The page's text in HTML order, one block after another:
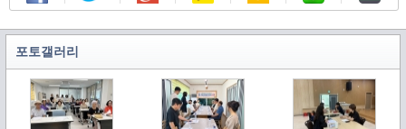
포토갤러리